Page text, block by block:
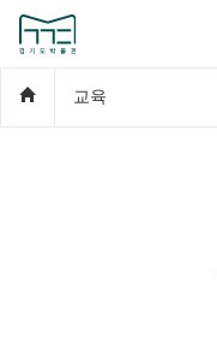
교육